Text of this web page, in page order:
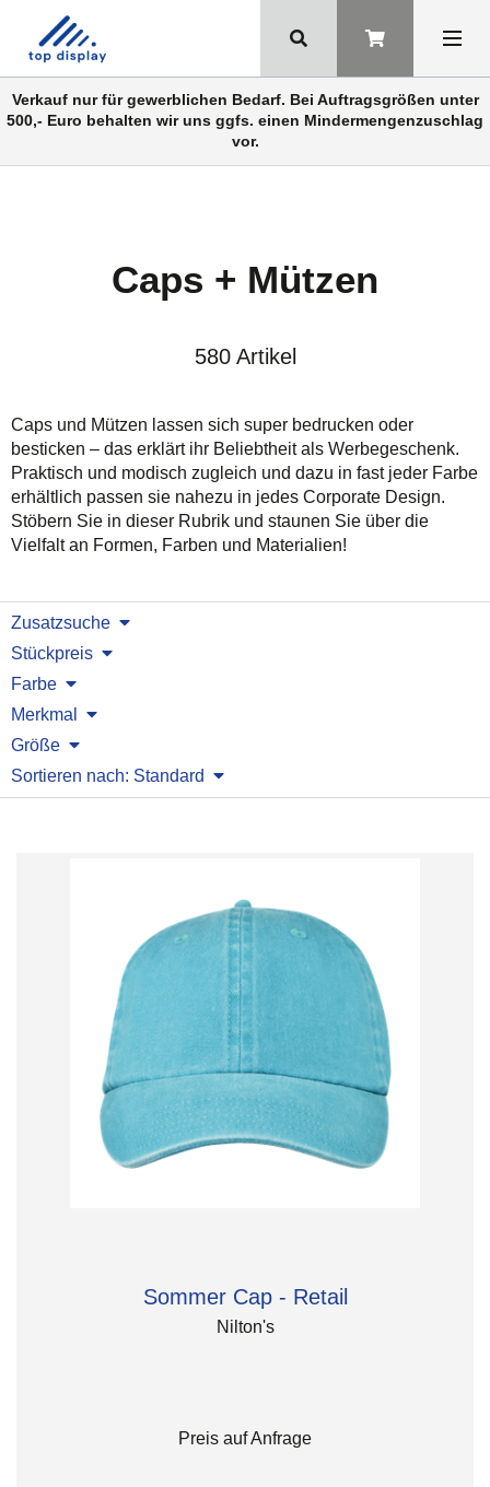
Verkauf nur für gewerblichen Bedarf. Bei Auftragsgrößen unter
500,- Euro behalten wir uns ggfs. einen Mindermengenzuschlag
vor.
Caps + Mützen
580 Artikel
Caps und Mützen lassen sich super bedrucken oder
besticken – das erklärt ihr Beliebtheit als Werbegeschenk.
Praktisch und modisch zugleich und dazu in fast jeder Farbe
erhältlich passen sie nahezu in jedes Corporate Design.
Stöbern Sie in dieser Rubrik und staunen Sie über die
Vielfalt an Formen, Farben und Materialien!
Zusatzsuche
Stückpreis
Farbe
Merkmal
Größe
Sortieren nach: Standard
Sommer Cap - Retail
Nilton's
Preis auf Anfrage